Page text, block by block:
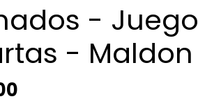
- Juego
- Maldon